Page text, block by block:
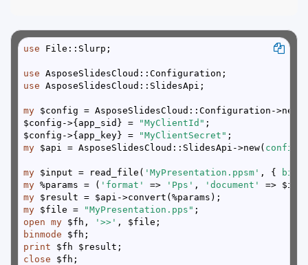
use
use
use
my
$config->{app_sid} =
"MyClientId"
$config->{app_key} =
"MyClientSecret"
my $api = AsposeSlidesCloud::SlidesApi->new( config
my $input = read_file( 'MyPresentation.ppsm' , {
my %params = ( 'format' => 'Pps' ,
'document'
my
my $file = "MyPresentation.pps"
open my $fh, '>>'
binmode
print
close